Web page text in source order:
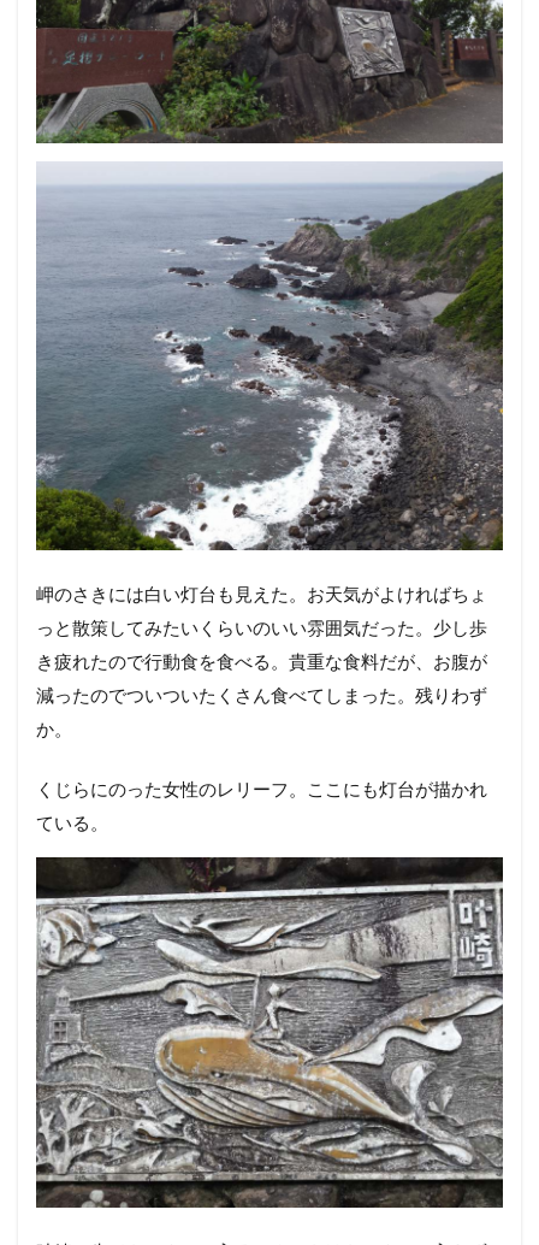
岬のさきには白い灯台も見えた。お天気がよければちょ
っと散策してみたいくらいのいい雰囲気だった。少し歩
き疲れたので行動食を食べる。貴重な食料だが、お腹が
減ったのでついついたくさん食べてしまった。残りわず
か。
くじらにのった女性のレリーフ。ここにも灯台が描かれ
ている。